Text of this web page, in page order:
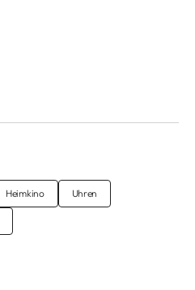
Heimkino Uhren